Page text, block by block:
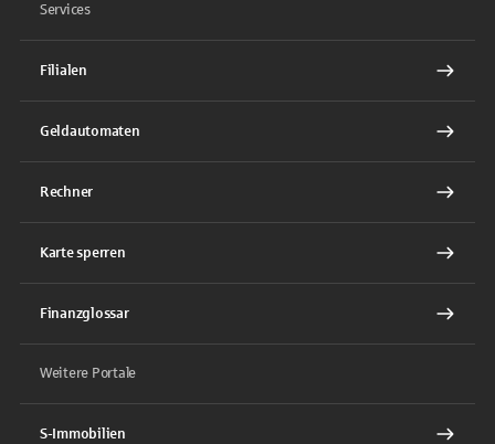
Services
Filialen
Geldautomaten
Rechner
Karte sperren
Finanzglossar
Weitere Portale
S-Immobilien